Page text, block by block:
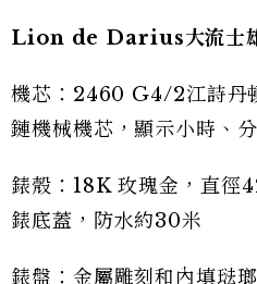
Lion de Darius大流士
機芯：2460 G4/2江詩丹
鏈機械機芯，顯示小時、
錶殼：18K 玫瑰金，直徑
錶底蓋，防水約30米
錶盤：金屬雕刻和內填琺